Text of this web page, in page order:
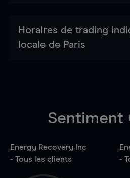
Horaires de trading
locale de Paris
Sentiment
Energy Recovery Inc
- Tous les clients
-